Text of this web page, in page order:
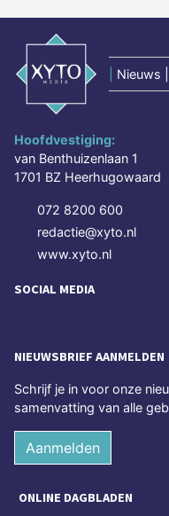
Nieuws
Hoofdvestiging:
van Benthuizenlaan 1
1701 BZ Heerhugowaard
072 8200 600
redactie@xyto.nl
www.xyto.nl
SOCIAL MEDIA
NIEUWSBRIEF AANMELDEN
Schrijf je in voor onze
samenvatting van alle
Aanmelden
ONLINE DAGBLADEN